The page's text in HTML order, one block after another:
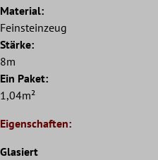
Material:
Feinsteinzeug
Stärke:
8m
Ein Paket:
1,04m²
Eigenschaften:
Glasiert